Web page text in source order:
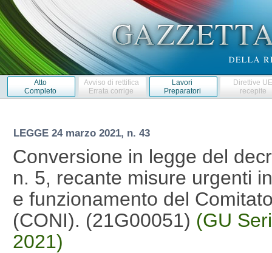
Atto
Completo
Avviso di rettifica
Errata corrige
Lavori
Preparatori
Direttive
recepite
LEGGE 24 marzo 2021, n. 43
Conversione in legge del
n. 5, recante misure urgenti
e funzionamento del
(CONI). (21G00051) (GU
2021)